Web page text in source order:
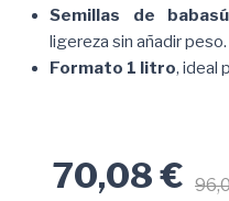
Semillas de babasú
ligereza sin añadir peso.
Formato 1 litro, ideal
70,08 €